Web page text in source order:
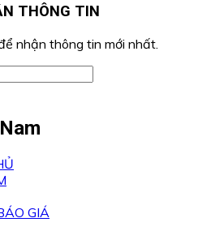
THÔNG TIN
nhận thông tin mới nhất.
GIÁ